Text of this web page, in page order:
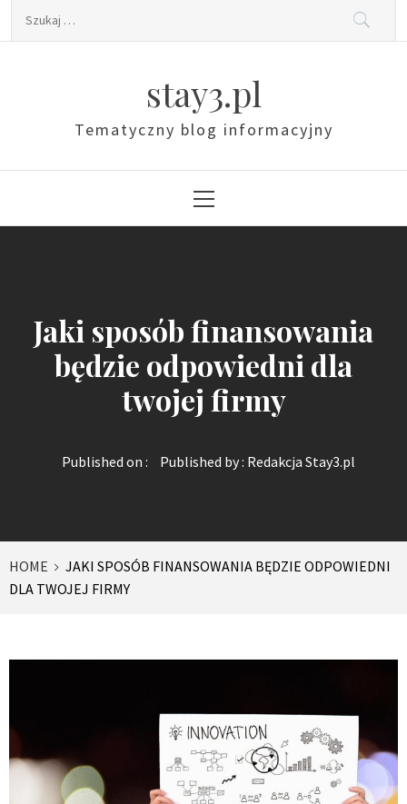
Szukaj:
stay3.pl
Tematyczny blog informacyjny
Menu
Jaki sposób finansowania
będzie odpowiedni dla
twojej firmy
Published on : Published by : Redakcja Stay3.pl
HOME
JAKI SPOSÓB FINANSOWANIA BĘDZIE ODPOWIEDNI
DLA TWOJEJ FIRMY